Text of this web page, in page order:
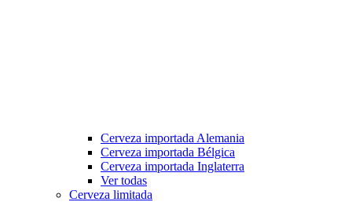
Cerveza importada Alemania
Cerveza importada Bélgica
Cerveza importada Inglaterra
Ver todas
Cerveza limitada